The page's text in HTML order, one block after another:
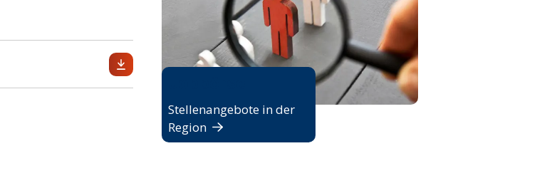
Stellenangebote in der
Region